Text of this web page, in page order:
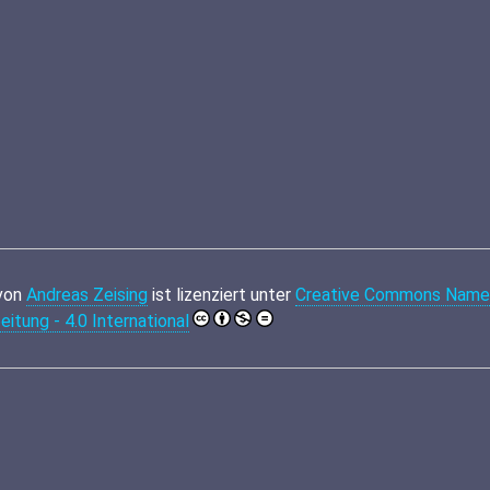
Andreas Zeising ist lizenziert unter Creative Commons
- 4.0 International